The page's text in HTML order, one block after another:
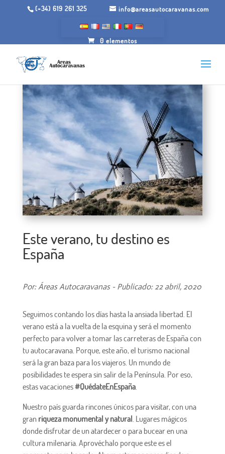
(+34) 619 261 325 info@areasautocaravanas.com
0 elementos
Este verano, tu destino es
España
Por: Áreas Autocaravanas - Publicado: 22 abril, 2020
Seguimos contando los días hasta la ansiada libertad. El
verano está a la vuelta de la esquina y será el momento
perfecto para volver a tomar las carreteras de España con
tu autocaravana. Porque, este año, el turismo nacional
será la gran baza para los viajeros. Un mundo de
posibilidades te espera sin salir de la Península. Por eso,
estas vacaciones#QuédateEnEspaña.
Nuestro país guarda rincones únicos para visitar, con una
gran riqueza monumental y natural . Lugares mágicos
donde disfrutar de un atardecer o para bucear en una
cultura milenaria. Aprovéchalo porque este es el